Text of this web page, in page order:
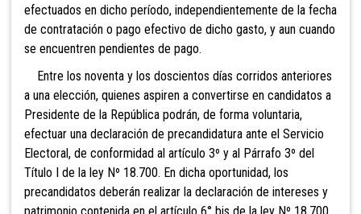
efectuados en dicho período, independientemente de la fecha
de contratación o pago efectivo de dicho gasto, y aun cuando
se encuentren pendientes de pago.
Entre los noventa y los doscientos días corridos anteriores
a una elección, quienes aspiren a convertirse en candidatos a
Presidente de la República podrán, de forma voluntaria,
efectuar una declaración de precandidatura ante el Servicio
Electoral, de conformidad al artículo 3º y al Párrafo 3º del
Título I de la ley Nº 18.700. En dicha oportunidad, los
precandidatos deberán realizar la declaración de intereses y